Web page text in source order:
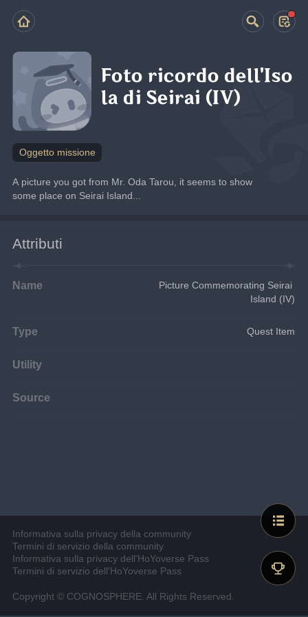
Foto ricordo dell'Iso
la di Seirai (IV)
Oggetto missione
A picture you got from Mr. Oda Tarou, it seems to show
some place on Seirai Island...
Attributi
Name
Picture Commemorating Seirai
Island (IV)
Type Quest Item
Utility
Source
Informativa sulla privacy della community
Termini di servizio della community
Informativa sulla privacy dell'HoYoverse Pass
Termini di servizio dell'HoYoverse Pass
Copyright © COGNOSPHERE. All Rights Reserved.